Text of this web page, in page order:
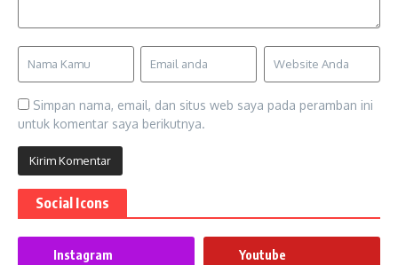
Simpan nama, email, dan situs web saya pada peramban ini
untuk komentar saya berikutnya.
Social Icons
Instagram
Youtube